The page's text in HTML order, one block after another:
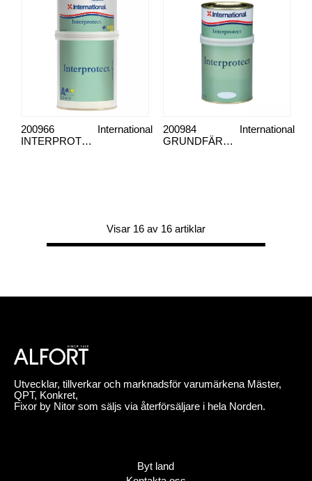
INTERPROTECT , GRUNDFÄRG
International
200966
GRUNDFÄRG INTERPROTECT
International
200984
Visar 16 av 16 artiklar
Utvecklar, tillverkar och marknadsför varumärkena Mäster,
QPT, Konkret,
Fixor by Nitor som säljs via återförsäljare i hela Norden.
Byt land